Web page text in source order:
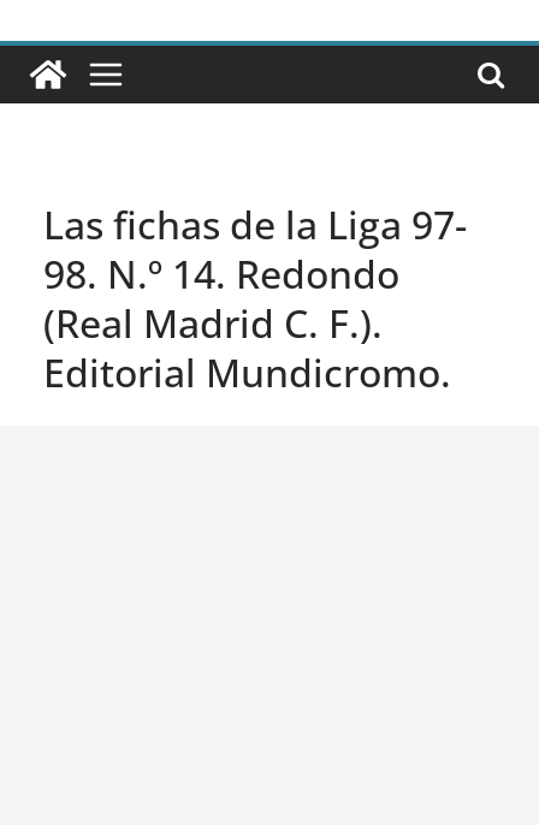
Las fichas de la Liga 97-
98. N.º 14. Redondo
(Real Madrid C. F.).
Editorial Mundicromo.